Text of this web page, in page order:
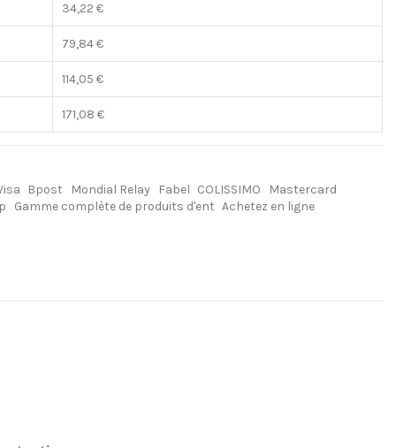
34,22 €
79,84 €
114,05 €
171,08 €
Bpost Mondial Relay Fabel COLISSIMO
Mastercard
Gamme complète de produits d'ent Achetez en ligne